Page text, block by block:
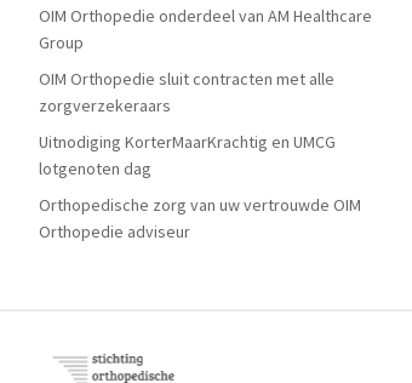
OIM Orthopedie onderdeel van AM Healthcare
Group
OIM Orthopedie sluit contracten met alle
zorgverzekeraars
Uitnodiging KorterMaarKrachtig en UMCG
lotgenoten dag
Orthopedische zorg van uw vertrouwde OIM
Orthopedie adviseur